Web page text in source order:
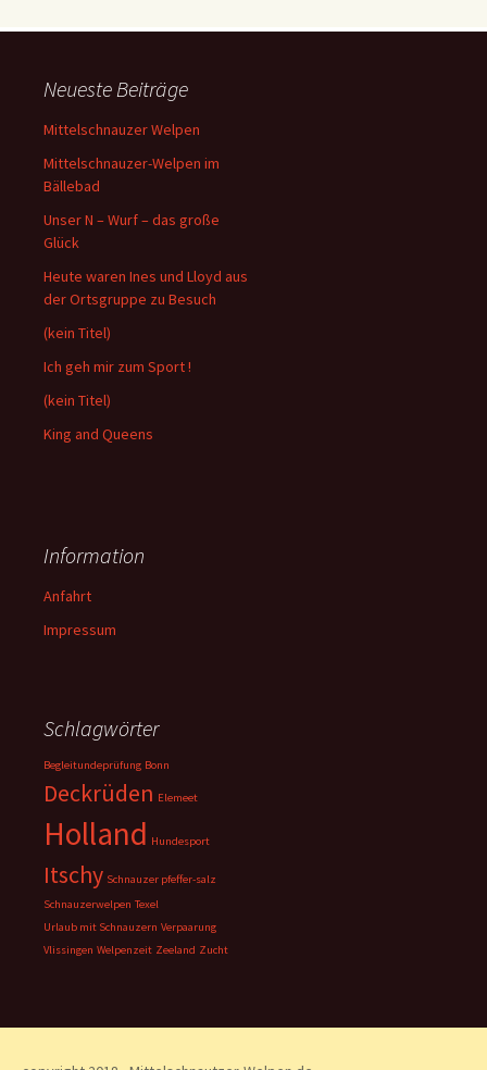
Neueste Beiträge
Mittelschnauzer Welpen
Mittelschnauzer-Welpen im
Bällebad
Unser N – Wurf – das große
Glück
Heute waren Ines und Lloyd aus
der Ortsgruppe zu Besuch
(kein Titel)
Ich geh mir zum Sport !
(kein Titel)
King and Queens
Information
Anfahrt
Impressum
Schlagwörter
Begleitundeprüfung Bonn
Deckrüden Elemeet
Holland Hundesport
Itschy Schnauzer pfeffer-salz
Schnauzerwelpen Texel
Urlaub mit Schnauzern Verpaarung
Vlissingen Welpenzeit Zeeland Zucht